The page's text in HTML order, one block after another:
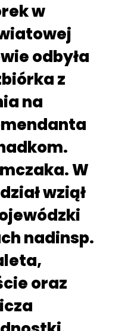
w
odbyła
z
na
W
wziął
nadinsp.
oraz